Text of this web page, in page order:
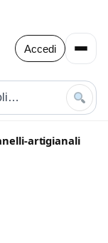
Accedi
artigianali